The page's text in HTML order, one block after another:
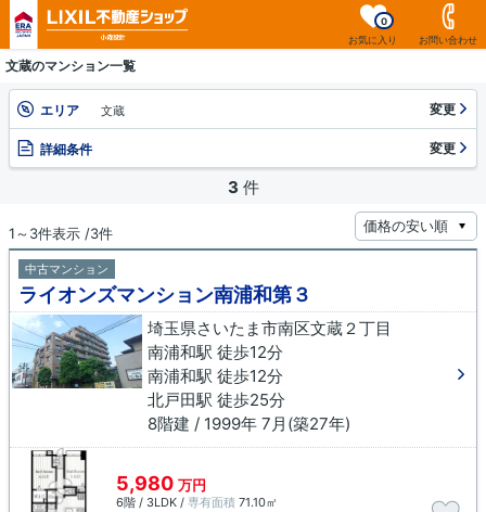
お気に入り
0
お問い合わせ
文蔵のマンション一覧
エリア 文蔵 変更
詳細条件 変更
3 件
1～3件表示 /3件
中古マンション
ライオンズマンション南浦和第３
埼玉県さいたま市南区文蔵２丁目
南浦和駅 徒歩12分
南浦和駅 徒歩12分
北戸田駅 徒歩25分
8階建 / 1999年 7月(築27年)
5,980 万円
6階 / 3LDK / 専有面積 71.10㎡